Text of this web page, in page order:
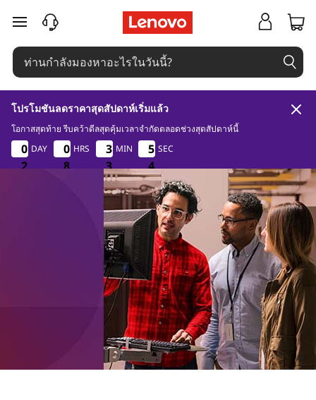
A
a
S
ข้ามไปที่เนื้อหาหลัก
โปรโมชันลดราคาสุดสัปดาห์เริ่มแล้ว
โอกาสสุดท้าย รีบคว้าดีลสุดคุ้มเวลาจำกัดตลอดช่วงสุดสัปดาห์นี้
0
2
0
2
0
2
0
2
DAY
0
8
0
8
0
8
0
8
HRS
3
3
3
3
3
3
3
3
MIN 5
3
5
2
5
3
5
2
SEC